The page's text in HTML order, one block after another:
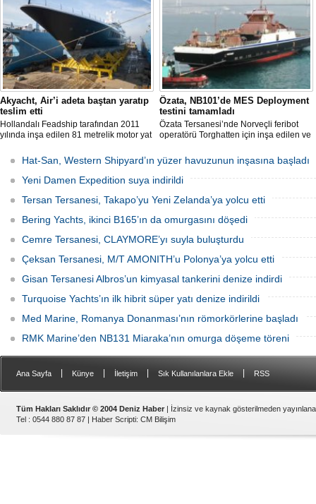
Akyacht, Air’i adeta baştan yaratıp
teslim etti
Hollandalı Feadship tarafından 2011
yılında inşa edilen 81 metrelik motor yat
tersanesindeki büyük refit (yenileme)
sürecini başarıyla sonlandırdı.
Özata, NB101’de MES Deployment
testini tamamladı
Özata Tersanesi’nde Norveçli feribot
operatörü Torghatten için inşa edilen ve
gemide gerçekleştirilen MES (Marine
Evacuation System) Deployment Testi
başarıyla tamamlandı.
Hat-San, Western Shipyard’ın yüzer havuzunun inşasına başladı
Yeni Damen Expedition suya indirildi
Tersan Tersanesi, Takapo’yu Yeni Zelanda’ya yolcu etti
Bering Yachts, ikinci B165’ın da omurgasını döşedi
Cemre Tersanesi, CLAYMORE’yı suyla buluşturdu
Çeksan Tersanesi, M/T AMONITH’u Polonya’ya yolcu etti
Gisan Tersanesi Albros’un kimyasal tankerini denize indirdi
Turquoise Yachts’ın ilk hibrit süper yatı denize indirildi
Med Marine, Romanya Donanması’nın römorkörlerine başladı
RMK Marine’den NB131 Miaraka’nın omurga döşeme töreni
Ana Sayfa Künye İletişim Sık Kullanılanlara Ekle RSS
Tüm Hakları Saklıdır © 2004 Deniz Haber | İzinsiz ve kaynak gösterilmeden
Tel : 0544 880 87 87 | Haber Scripti: CM Bilişim